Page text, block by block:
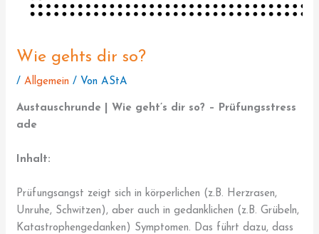
Wie gehts dir so?
/Allgemein / VonAStA
Austauschrunde | Wie geht’s dir so? – Prüfungsstress
ade
Inhalt:
Prüfungsangst zeigt sich in körperlichen (z.B. Herzrasen,
Unruhe, Schwitzen), aber auch in gedanklichen (z.B. Grübeln,
Katastrophengedanken) Symptomen. Das führt dazu, dass